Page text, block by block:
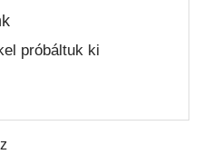
próbáltuk ki